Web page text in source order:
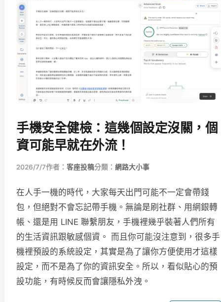
手機安全健檢：這幾個設定沒關，個
資可能早就在外流！
2026/7/7作者： 客座投稿分類： 網路大小事
在人手一機的時代，大家每天出門可能不一定會帶錢
包，但絕對不會忘記帶手機。無論是刷社群、用網銀轉
帳、還是用 LINE 聯繫朋友，手機裡幾乎裝著人們所有
的生活資訊跟敏感個資。 而且你可能沒注意到，很多手
機裡預設的系統設定，其實是為了讓你方便使用才這樣
設定，而不是為了你的資訊安全。所以，看似貼心的預
設功能，有時候反而會讓隱私外洩。